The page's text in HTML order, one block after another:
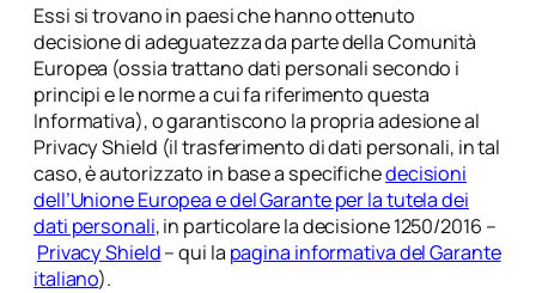
Essi si trovano in paesi che hanno ottenuto
decisione di adeguatezza da parte della Comunità
Europea (ossia trattano dati personali secondo i
principi e le norme a cui fa riferimento questa
Informativa), o garantiscono la propria adesione al
Privacy Shield (il trasferimento di dati personali, in tal
caso, è autorizzato in base a specifichedecisioni
dell’Unione Europea e del Garante per la tutela dei
dati personali, in particolare la decisione 1250/2016 –
Privacy Shield– qui la pagina informativa del Garante
italiano).